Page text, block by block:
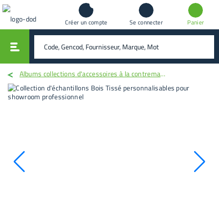
Créer un compte Se connecter Panier
rechercher
Albums collections d'accessoires à la contremarque